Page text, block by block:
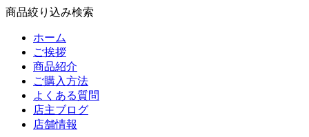
商品絞り込み検索
ホーム
ご挨拶
商品紹介
ご購入方法
よくある質問
店主ブログ
店舗情報